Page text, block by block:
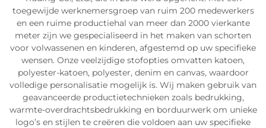
toegewijde werknemersgroep van ruim 200 medewerkers
en een ruime productiehal van meer dan 2000 vierkante
meter zijn we gespecialiseerd in het maken van schorten
voor volwassenen en kinderen, afgestemd op uw specifieke
wensen. Onze veelzijdige stofopties omvatten katoen,
polyester-katoen, polyester, denim en canvas, waardoor
volledige personalisatie mogelijk is. Wij maken gebruik van
geavanceerde productietechnieken zoals bedrukking,
warmte-overdrachtsbedrukking en borduurwerk om unieke
logo’s en stijlen te creëren die voldoen aan uw specifieke